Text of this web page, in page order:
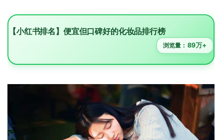
【小红书排名】便宜但口碑好的化妆品排行榜
浏览量： 89万+